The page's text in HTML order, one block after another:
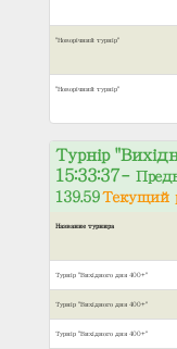
"Новорічний турнір"
"Новорічний турнір"
Турнір
15:33:37–
139.59Текущий
Название турнира
Турнір "Вихідного дня 400+"
Турнір "Вихідного дня 400+"
Турнір "Вихідного дня 400+"